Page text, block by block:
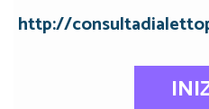
http://